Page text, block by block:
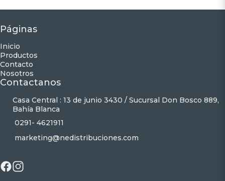
Páginas
Inicio
Productos
Contacto
Nosotros
Contactanos
Casa Central : 13 de junio 3430 / Sucursal Don Bosco 889,
Bahía Blanca
0291- 4621911
marketing@nedistribuciones.com